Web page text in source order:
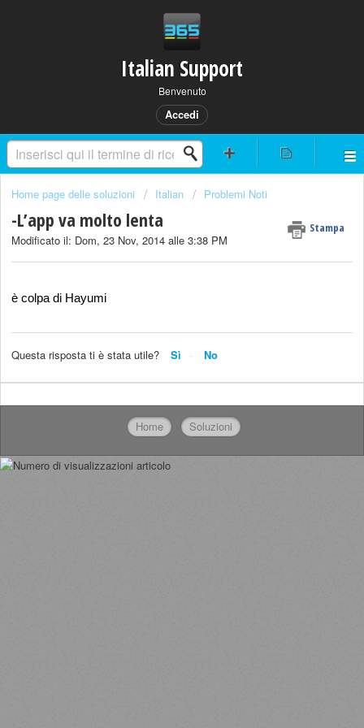
Italian Support
Benvenuto
Accedi
Home page delle soluzioni Italian Problemi Noti
-L’app va molto lenta Stampa
Modificato il: Dom, 23 Nov, 2014 alle 3:38 PM
è colpa di Hayumi
Questa risposta ti è stata utile? Sì No
Home Soluzioni